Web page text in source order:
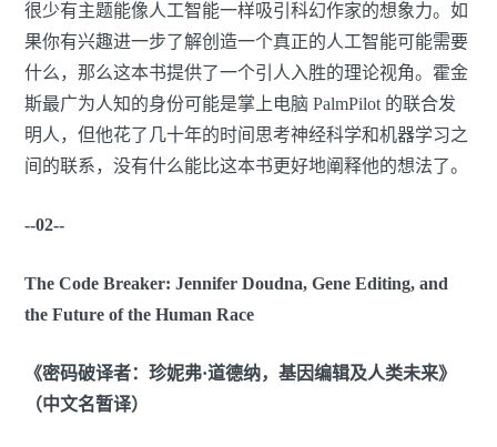
很少有主题能像人工智能一样吸引科幻作家的想象力。如
果你有兴趣进一步了解创造一个真正的人工智能可能需要
什么，那么这本书提供了一个引人入胜的理论视角。霍金
斯最广为人知的身份可能是掌上电脑 PalmPilot 的联合发
明人，但他花了几十年的时间思考神经科学和机器学习之
间的联系，没有什么能比这本书更好地阐释他的想法了。
--02--
The Code Breaker: Jennifer Doudna, Gene Editing, and
the Future of the Human Race
《密码破译者：珍妮弗·道德纳，基因编辑及人类未来》
（中文名暂译）